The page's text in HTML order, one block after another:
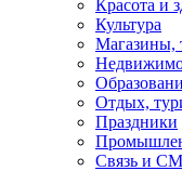
Красота и
Культура
Магазины,
Отдых,
Праздники
Связь и